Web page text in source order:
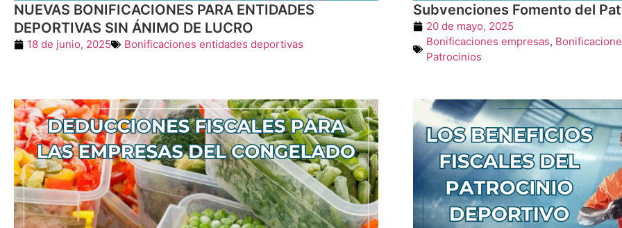
NUEVAS BONIFICACIONES PARA ENTIDADES
DEPORTIVAS SIN ÁNIMO DE LUCRO
18 de junio, 2025 Bonificaciones entidades deportivas
Subvenciones Fomento del
20 de mayo, 2025
Bonificaciones empresas,
Patrocinios